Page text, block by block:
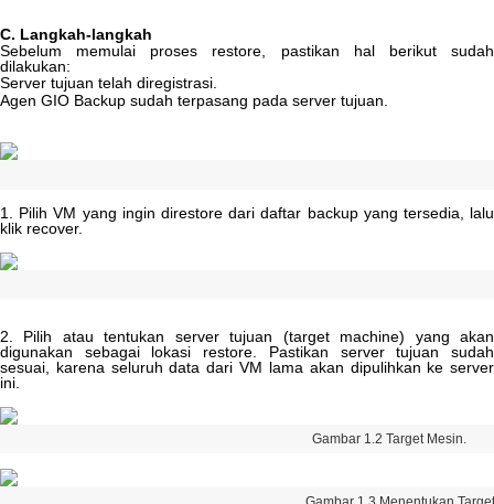
C. Langkah-langkah
Sebelum
memulai proses restore pastikan hal berikut
sudah
dilakukan:
Server tujuan telah diregistrasi
Agen GIO Backup sudah terpasang pada server tujuan
1 Pilih VM yang ingin direstore dari daftar backup yang tersedia
lalu
klik recover.
2. Pilih atau tentukan server tujuan (target machine) yang
akan
digunakan
sebagai lokasi restore. Pastikan server tujuan
sudah
sesuai, karena seluruh data dari VM lama akan dipulihkan ke server
ini.
Gambar 1.2 Target Mesin.